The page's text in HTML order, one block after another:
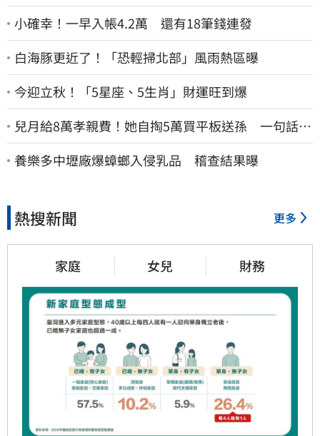
小確幸！一早入帳4.2萬 還有18筆錢連發
白海豚更近了！「恐輕掃北部」風雨熱區曝
今迎立秋！「5星座、5生肖」財運旺到爆
兒月給8萬孝親費！她自掏5萬買平板送孫 一句話愣
原地「傷心不已」
養樂多中壢廠爆蟑螂入侵乳品 稽查結果曝
熱搜新聞 更多
家庭 女兒 財務